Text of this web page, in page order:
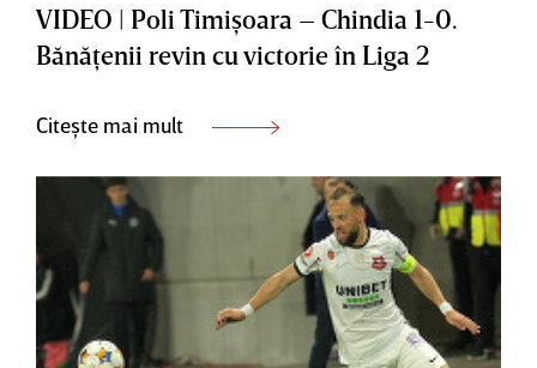
VIDEO | Poli Timişoara – Chindia 1-0.
Bănăţenii revin cu victorie în Liga 2
Citește mai mult